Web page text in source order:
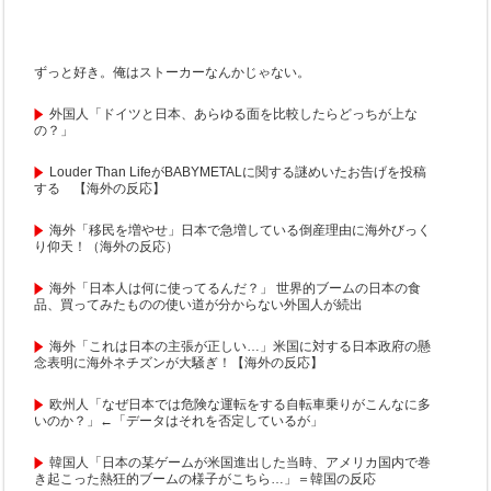
ずっと好き。俺はストーカーなんかじゃない。
外国人「ドイツと日本、あらゆる面を比較したらどっちが上な
の？」
Louder Than LifeがBABYMETALに関する謎めいたお告げを投稿
する 【海外の反応】
海外「移民を増やせ」日本で急増している倒産理由に海外びっく
り仰天！（海外の反応）
海外「日本人は何に使ってるんだ？」 世界的ブームの日本の食
品、買ってみたものの使い道が分からない外国人が続出
海外「これは日本の主張が正しい…」米国に対する日本政府の懸
念表明に海外ネチズンが大騒ぎ！【海外の反応】
欧州人「なぜ日本では危険な運転をする自転車乗りがこんなに多
いのか？」←「データはそれを否定しているが」
韓国人「日本の某ゲームが米国進出した当時、アメリカ国内で巻
き起こった熱狂的ブームの様子がこちら…」＝韓国の反応